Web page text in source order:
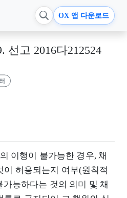
OX 앱 다운로드
선고 2016다212524
이행이 불가능한 경우, 채
이 허용되는지 여부(원칙적
능하다는 것의 의미 및 채